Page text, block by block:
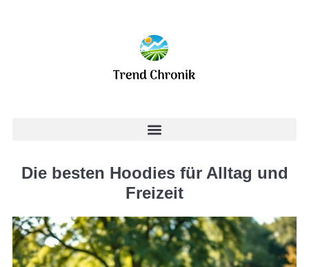
Die besten Hoodies für Alltag und
Freizeit